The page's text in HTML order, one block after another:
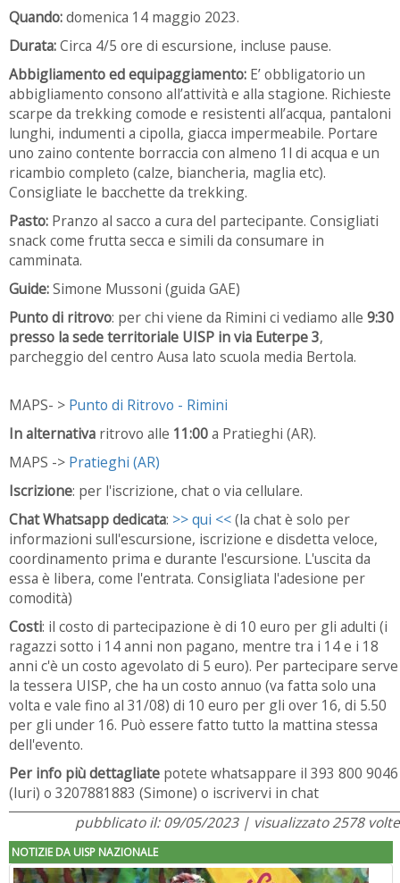
Quando:domenica 14 maggio 2023.
Durata:Circa 4/5 ore di escursione, incluse pause.
Abbigliamento ed equipaggiamento: E’ obbligatorio un
abbigliamento consono all’attività e alla stagione. Richieste
scarpe da trekking comode e resistenti all’acqua, pantaloni
lunghi, indumenti a cipolla, giacca impermeabile. Portare
uno zaino contente borraccia con almeno 1l di acqua e un
ricambio completo (calze, biancheria, maglia etc).
Consigliate le bacchette da trekking.
Pasto: Pranzo al sacco a cura del partecipante. Consigliati
snack come frutta secca e simili da consumare in
camminata.
Guide:Simone Mussoni (guida GAE)
Punto di ritrovo: per chi viene da Rimini ci vediamo alle 9:30
presso la sede territoriale UISP in via Euterpe 3,
parcheggio del centro Ausa lato scuola media Bertola.
MAPS- > Punto di Ritrovo - Rimini
Inalternativa ritrovo alle 11:00a Pratieghi (AR).
MAPS -> Pratieghi (AR)
Iscrizione: per l'iscrizione, chat o via cellulare.
Chat Whatsapp dedicata: >> qui <<(la chat è solo per
informazioni sull'escursione, iscrizione e disdetta veloce,
coordinamento prima e durante l'escursione. L'uscita da
essa è libera, come l'entrata. Consigliata l'adesione per
comodità)
Costi: il costo di partecipazione è di 10 euro per gli adulti (i
ragazzi sotto i 14 anni non pagano, mentre tra i 14 e i 18
anni c'è un costo agevolato di 5 euro). Per partecipare serve
la tessera UISP, che ha un costo annuo (va fatta solo una
volta e vale fino al 31/08) di 10 euro per gli over 16, di 5.50
per gli under 16. Può essere fatto tutto la mattina stessa
dell'evento.
Per info più dettagliate potete whatsappare il 393 800 9046
(Iuri) o 3207881883 (Simone) o iscrivervi in chat
pubblicato il: 09/05/2023 | visualizzato 2578 volte
NOTIZIE DA UISP NAZIONALE